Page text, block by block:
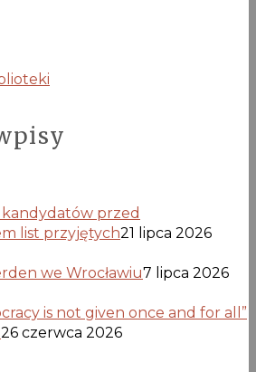
kandydatów przed
list przyjętych21 lipca 2026
we Wrocławiu7 lipca 2026
is not given once and for all”
26 czerwca 2026